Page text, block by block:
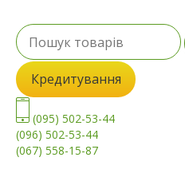
Кредитування
(095) 502-53-44
(096) 502-53-44
(067) 558-15-87